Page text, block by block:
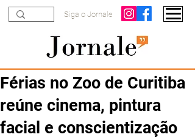
Siga o Jornale
Férias no Zoo de Curitiba
reúne cinema, pintura
facial e conscientização